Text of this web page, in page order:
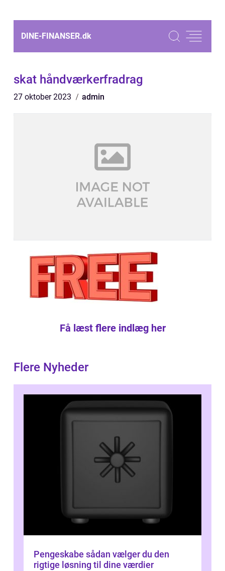
DINE-FINANSER.dk
skat håndværkerfradrag
27 oktober 2023 admin
Få læst flere indlæg her
Flere Nyheder
Pengeskabe sådan vælger du den
rigtige løsning til dine værdier